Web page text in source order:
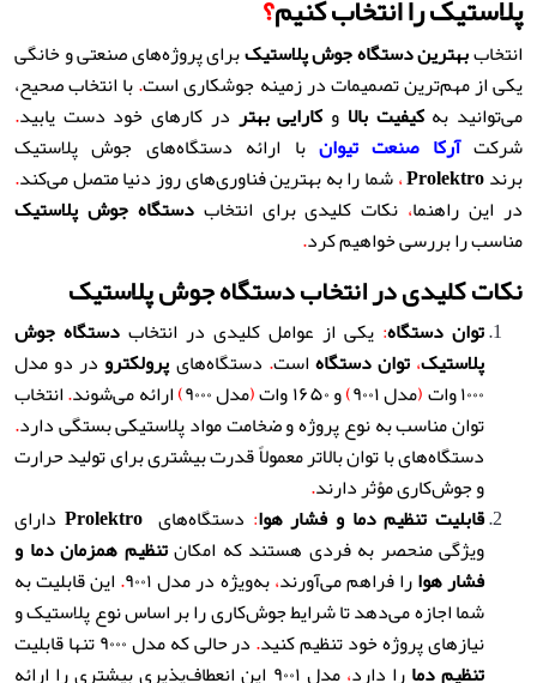
انتخاببهترین دستگاه جوش پلاستیکبرای پروژه‌های صنعتی و خانگی
یکی از مهم‌ترین تصمیمات در زمینه جوشکاری است.با انتخاب صحیح،
می‌توانید بهکیفیت بالا و کارایی بهتر در کارهای خود دست یابید.
شرکتآرکا صنعت تیوان با ارائه دستگاه‌های جوش پلاستیک
برندProlektro،شما را به بهترین فناوری‌های روز دنیا متصل می‌کند.
در این راهنما، نکات کلیدی برای انتخابدستگاه جوش پلاستیک
مناسب را بررسی خواهیم کرد.
نکات کلیدی در انتخاب دستگاه جوش پلاستیک
توان دستگاه: یکی از عوامل کلیدی در انتخاب دستگاه جوش
پلاستیک،توان دستگاهاست. دستگاه‌هایپرولکترودر دو مدل
۱۰۰۰ وات
(مدل ۹۰۰۱ )و ۱۶۵۰ وات (مدل ۹۰۰۰ )ارائه می‌شوند.انتخاب
توان مناسب به نوع پروژه و ضخامت مواد پلاستیکی بستگی دارد.
دستگاه‌های با توان بالاتر معمولاً قدرت بیشتری برای تولید حرارت
و جوش‌کاری مؤثر دارند.
قابلیت تنظیم دما و فشار هوا: دستگاه‌هایProlektro دارای
ویژگی منحصر به فردی هستند که امکانتنظیم همزمان دما و
فشار هوارا فراهم می‌آورند،به‌ویژه در مدل ۹۰۰۱ .این قابلیت به
شما اجازه می‌دهد تا شرایط جوش‌کاری را بر اساس نوع پلاستیک و
نیازهای پروژه خود تنظیم کنید.در حالی که مدل ۹۰۰۰ تنها قابلیت
تنظیم دمارا دارد،
مدل ۹۰۰۱ این انعطاف‌پذیری بیشتری را ارائه